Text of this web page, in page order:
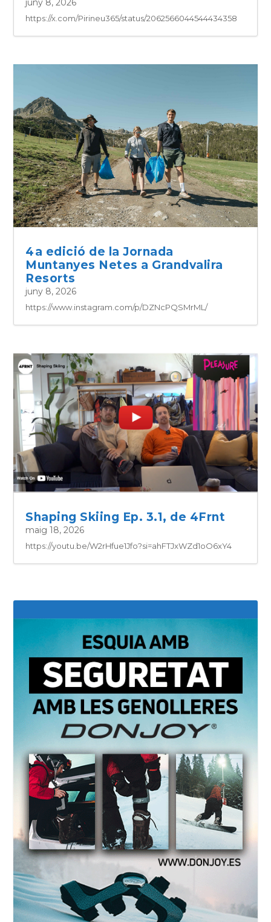
juny 8, 2026
https://x.com/Pirineu365/status/2062566044544434358
4a edició de la Jornada
Muntanyes Netes a Grandvalira
Resorts
juny 8, 2026
https://www.instagram.com/p/DZNcPQSMrML/
Shaping Skiing Ep. 3.1, de 4Frnt
maig 18, 2026
https://youtu.be/W2rHfue1Jfo?si=ahFTJxWZd1oO6xY4